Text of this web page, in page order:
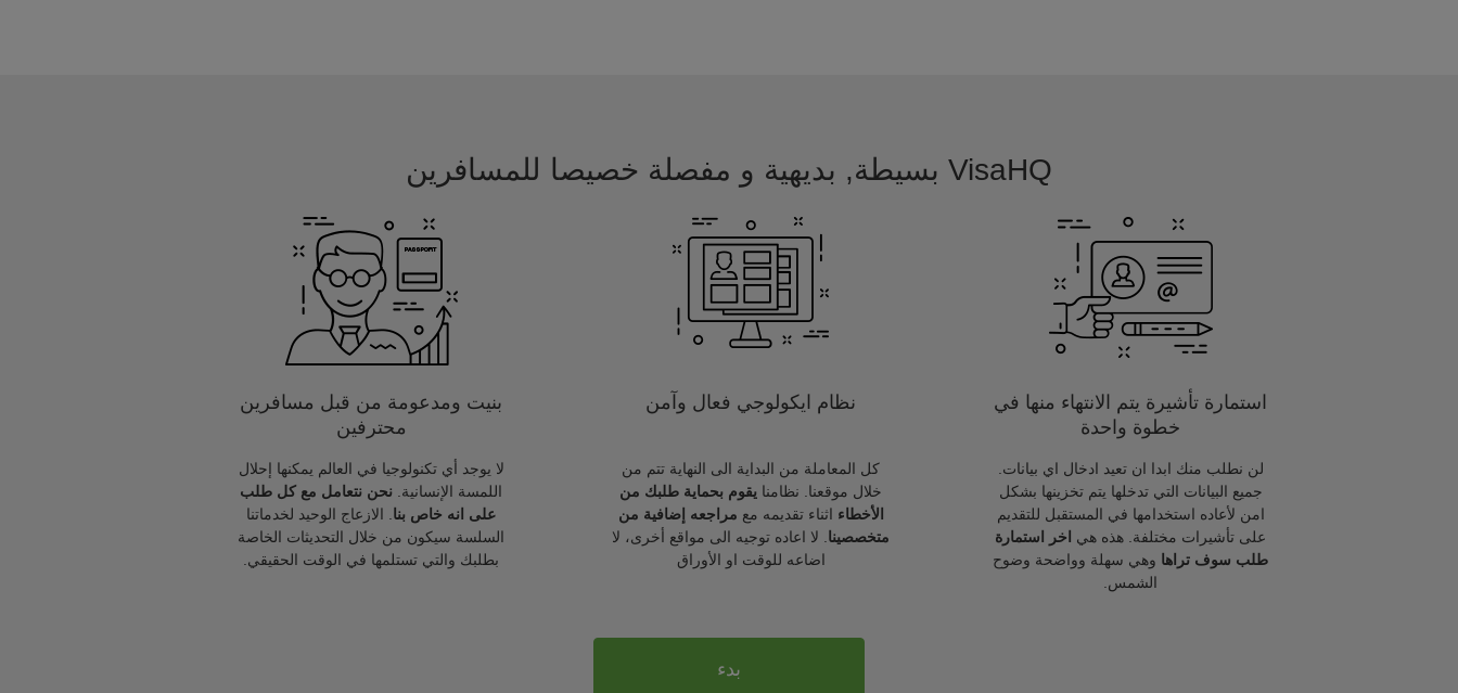
VisaHQ بسيطة, بديهية و مفصلة خصيصا للمسافرين
استمارة تأشيرة يتم الانتهاء منها في
خطوة واحدة
لن نطلب منك ابدا ان تعيد ادخال اي بيانات.
جميع البيانات التي تدخلها يتم تخزينها بشكل
امن لأعاده استخدامها في المستقبل للتقديم
على تأشيرات مختلفة. هذه هي
اخر استمارة
طلب سوف تراها وهي سهلة وواضحة وضوح
الشمس.
نظام ايكولوجي فعال وآمن
كل المعاملة من البداية الى النهاية تتم من
خلال موقعنا. نظامنا يقوم بحماية طلبك من
الأخطاء اثناء تقديمه مع مراجعه إضافية من
متخصصينا . لا اعاده توجيه الى مواقع أخرى، لا
اضاعه للوقت او الأوراق
بنيت ومدعومة من قبل مسافرين
محترفين
لا يوجد أي تكنولوجيا في العالم يمكنها إحلال
اللمسة الإنسانية. نحن نتعامل مع كل طلب
على انه خاص بنا . الازعاج الوحيد لخدماتنا
السلسة سيكون من خلال التحديثات الخاصة
بطلبك والتي تستلمها في الوقت الحقيقي.
بدء